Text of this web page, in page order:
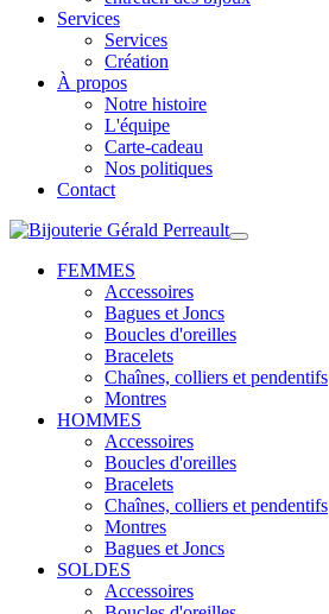
Services
Services
Création
À propos
Notre histoire
L'équipe
Carte-cadeau
Nos politiques
Contact
FEMMES
Accessoires
Bagues et Joncs
Boucles d'oreilles
Bracelets
Chaînes, colliers et pendentifs
Montres
HOMMES
Accessoires
Boucles d'oreilles
Bracelets
Chaînes, colliers et pendentifs
Montres
Bagues et Joncs
SOLDES
Accessoires